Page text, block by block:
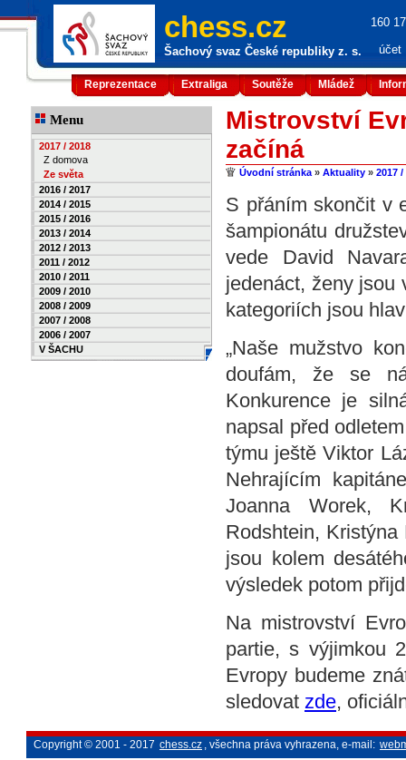
chess.cz
Šachový svaz České republiky z. s.
160
účet
Reprezentace Extraliga Soutěže Mládež
Menu
2017 / 2018
Z domova
Ze světa
2016 / 2017
2014 / 2015
2015 / 2016
2013 / 2014
2012 / 2013
2011 / 2012
2010 / 2011
2009 / 2010
2008 / 2009
2007 / 2008
2006 / 2007
V ŠACHU
Mistrovství
začíná
Úvodní stránka » Aktuality » 2017 /
S přáním skončit v
šampionátu
vede David
jedenáct, ženy jsou
kategoriích jsou
„Naše mužstvo
doufám, že se
Konkurence je
napsal před
týmu ještě Viktor
Nehrajícím
Joanna Worek,
Rodshtein,
jsou kolem
výsledek potom
Na mistrovství
partie, s výjimkou
Evropy budeme
sledovat zde,
Copyright © 2001 - 2017 chess.cz , všechna práva vyhrazena, e-mail: